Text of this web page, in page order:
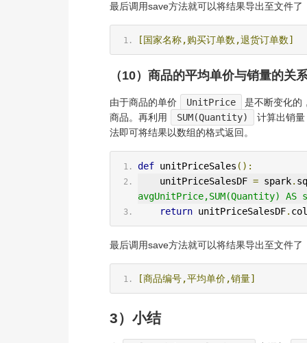
最后调用save方法就可以将结果导出至文件了
[国家名称,购买订单数,退货订单数]
（10）商品的平均单价与销量的关
由于商品的单价 UnitPrice
是不断变化的
商品。再利用
SUM(Quantity)
计算出销
法即可将结果以数组的格式返回。
def unitPriceSales ():
    unitPriceSalesDF
= spark.
avgUnitPrice,SUM(Quantity) AS
return unitPriceSalesDF.
最后调用save方法就可以将结果导出至文件了
[商品编号,平均单价,销量]
3）小结